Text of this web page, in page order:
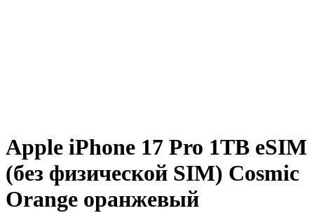
Apple iPhone 17 Pro 1TB eSIM
(без физической SIM) Cosmic
Orange оранжевый